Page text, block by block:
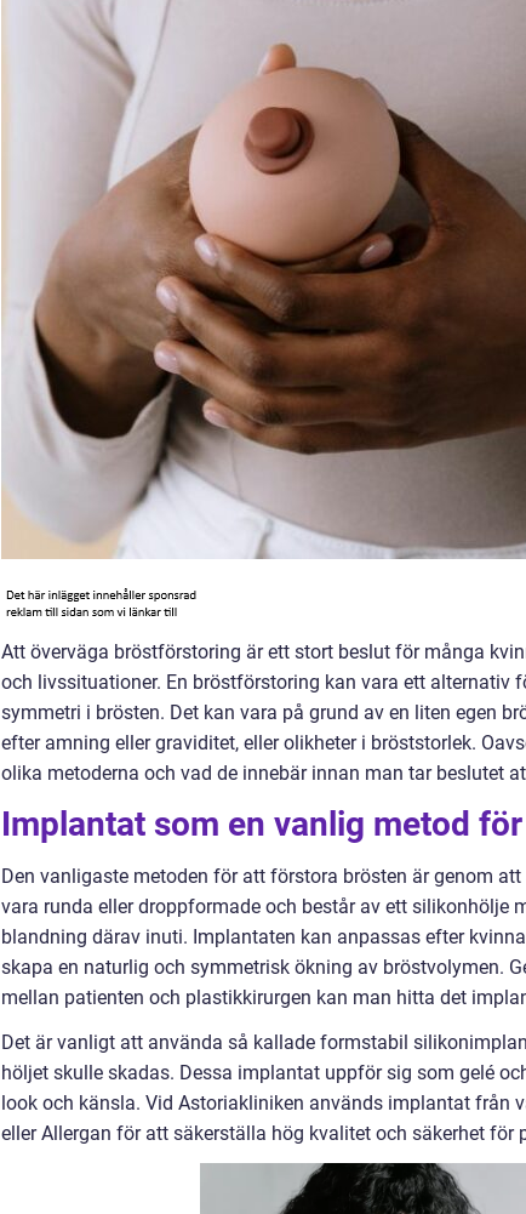
Att överväga bröstförstoring är ett stort beslut för många
och livssituationer. En bröstförstoring kan vara ett alternativ
symmetri i brösten. Det kan vara på grund av en liten egen
efter amning eller graviditet, eller olikheter i bröststorlek.
olika metoderna och vad de innebär innan man tar beslutet
Implantat som en vanlig metod
Den vanligaste metoden för att förstora brösten är genom
vara runda eller droppformade och består av ett silikonhölje
blandning därav inuti. Implantaten kan anpassas efter
skapa en naturlig och symmetrisk ökning av bröstvolymen.
mellan patienten och plastikkirurgen kan man hitta det
Det är vanligt att använda så kallade formstabil
höljet skulle skadas. Dessa implantat uppför sig som gelé
look och känsla. Vid Astoriakliniken används implantat från
eller Allergan för att säkerställa hög kvalitet och säkerhet för